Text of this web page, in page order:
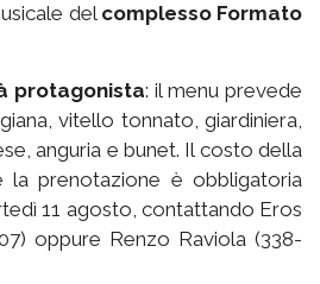
del complesso Formato
protagonista: il menu prevede
vitello tonnato, giardiniera,
anguria e bunet. Il costo della
prenotazione è obbligatoria
11 agosto, contattando Eros
oppure Renzo Raviola (338-